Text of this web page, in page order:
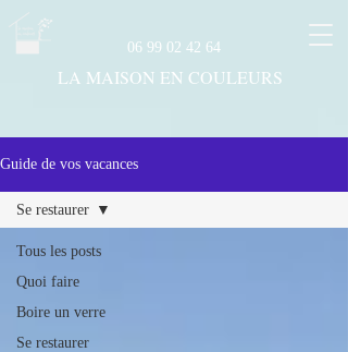
06 99 02 42 64
LA MAISON EN COULEURS
Guide de vos vacances
Tous les posts
Quoi faire
Boire un verre
Se restaurer
Se restaurer